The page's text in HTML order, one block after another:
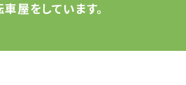
屋をしています。